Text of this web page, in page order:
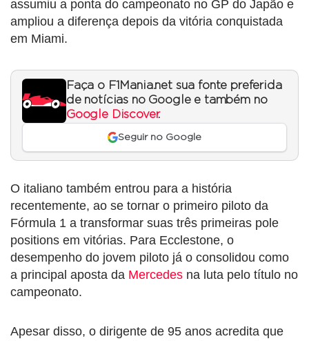
assumiu a ponta do campeonato no GP do Japão e
ampliou a diferença depois da vitória conquistada
em Miami.
Faça o F1Mania.net sua fonte preferida
de notícias no Google e também no
Google Discover.
Seguir no Google
O italiano também entrou para a história
recentemente, ao se tornar o primeiro piloto da
Fórmula 1 a transformar suas três primeiras pole
positions em vitórias. Para Ecclestone, o
desempenho do jovem piloto já o consolidou como
a principal aposta da Mercedes na luta pelo título no
campeonato.
Apesar disso, o dirigente de 95 anos acredita que